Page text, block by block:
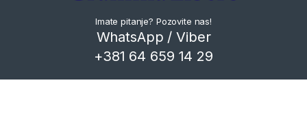
Imate pitanje? Pozovite nas!
WhatsApp / Viber
+381 64 659 14 29